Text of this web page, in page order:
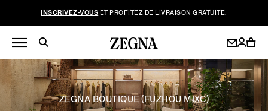
INSCRIVEZ-VOUS ET PROFITEZ DE LIVRAISON GRATUITE.
ZEGNA BOUTIQUE (FUZHOU MIXC)